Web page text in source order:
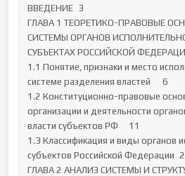
ВВЕДЕНИЕ	3
ГЛАВА 1 ТЕОРЕТИКО-ПРАВОВЫЕ
СИСТЕМЫ ОРГАНОВ
СУБЪЕКТАХ РОССИЙСКОЙ ФЕДЕРАЦИИ
1.1 Понятие, признаки и место
системе разделения властей	6
1.2 Конституционно-правовые
организации и деятельности
власти субъектов РФ	11
1.3 Классификация и виды органов
субъектов Российской Федерации	20
ГЛАВА 2 АНАЛИЗ СИСТЕМЫ И